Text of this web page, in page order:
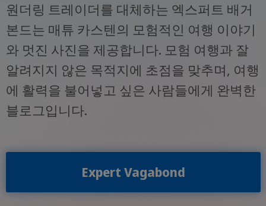
원더링 트레이더를 대체하는 엑스퍼트 배거
본드는 매튜 카스텐의 모험적인 여행 이야기
와 멋진 사진을 제공합니다. 모험 여행과 잘
알려지지 않은 목적지에 초점을 맞추며, 여행
에 활력을 불어넣고 싶은 사람들에게 완벽한
블로그입니다.
Expert Vagabond